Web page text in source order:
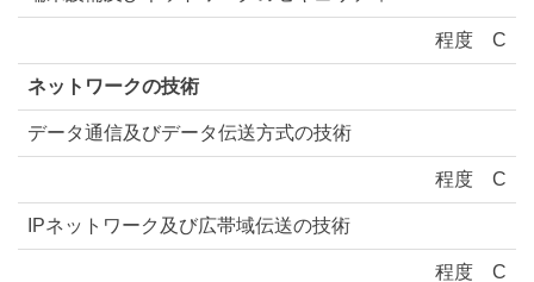
程度 C
ネットワークの技術
データ通信及びデータ伝送方式の技術
程度 C
IPネットワーク及び広帯域伝送の技術
程度 C